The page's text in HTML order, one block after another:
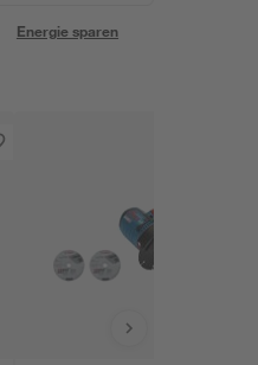
Energie sparen